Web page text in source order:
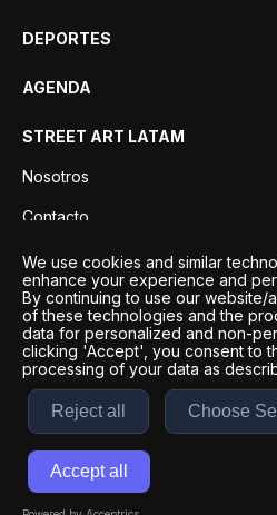
DEPORTES
AGENDA
STREET ART LATAM
Nosotros
Contacto
Privacidad
Desarrollo por
Términos y condiciones
We use cookies and similar
enhance your experience and
By continuing to use our website/
of these technologies and the
data for personalized and non-
clicking 'Accept', you consent to
processing of your data as
Reject all Choose
Accept all